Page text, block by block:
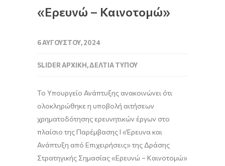
«Ερευνώ – Καινοτομώ»
6 ΑΥΓΟΎΣΤΟΥ, 2024
SLIDER ΑΡΧΙΚΉ,ΔΕΛΤΊΑ ΤΎΠΟΥ
Το Υπουργείο Ανάπτυξης ανακοινώνει ότι
ολοκληρώθηκε η υποβολή αιτήσεων
χρηματοδότησης ερευνητικών έργων στο
πλαίσιο της Παρέμβασης Ι «Έρευνα και
Ανάπτυξη από Επιχειρήσεις» της Δράσης
Στρατηγικής Σημασίας «Ερευνώ – Καινοτομώ»